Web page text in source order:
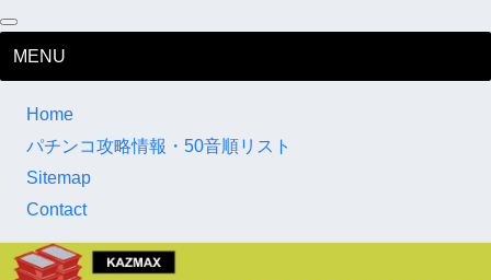
MENU
Home
パチンコ攻略情報・50音順リスト
Sitemap
Contact